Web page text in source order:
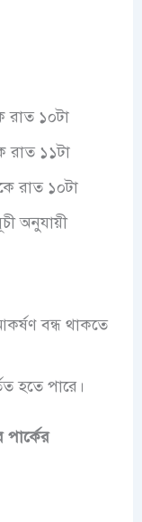
রাত ১০টা
রাত ১১টা
রাত ১০টা
অনুযায়ী
বন্ধ থাকতে
হতে পারে।